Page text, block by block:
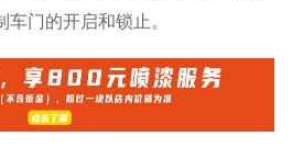
门的开启和锁止。